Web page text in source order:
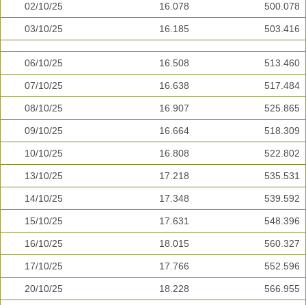
02/10/25 16.078 500.078
03/10/25 16.185 503.416
06/10/25 16.508 513.460
07/10/25 16.638 517.484
08/10/25 16.907 525.865
09/10/25 16.664 518.309
10/10/25 16.808 522.802
13/10/25 17.218 535.531
14/10/25 17.348 539.592
15/10/25 17.631 548.396
16/10/25 18.015 560.327
17/10/25 17.766 552.596
20/10/25 18.228 566.955